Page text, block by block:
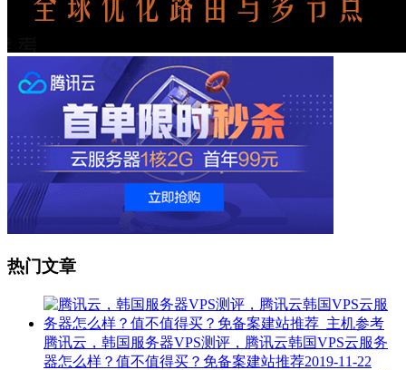
热门文章
腾讯云，韩国服务器VPS测评，腾讯云韩国VPS云服务
器怎么样？值不值得买？免备案建站推荐2019-11-22